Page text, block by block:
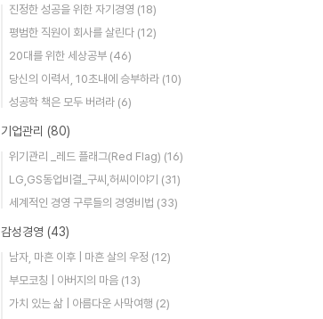
진정한 성공을 위한 자기경영 (18)
평범한 직원이 회사를 살린다 (12)
20대를 위한 세상공부 (46)
당신의 이력서, 10초내에 승부하라 (10)
성공학 책은 모두 버려라 (6)
기업관리 (80)
위기관리 _레드 플래그(Red Flag) (16)
LG,GS동업비결_구씨,허씨이야기 (31)
세계적인 경영 구루들의 경영비법 (33)
감성경영 (43)
남자, 마흔 이후 | 마흔 살의 우정 (12)
부모코칭 | 아버지의 마음 (13)
가치 있는 삶 | 아름다운 사막여행 (2)